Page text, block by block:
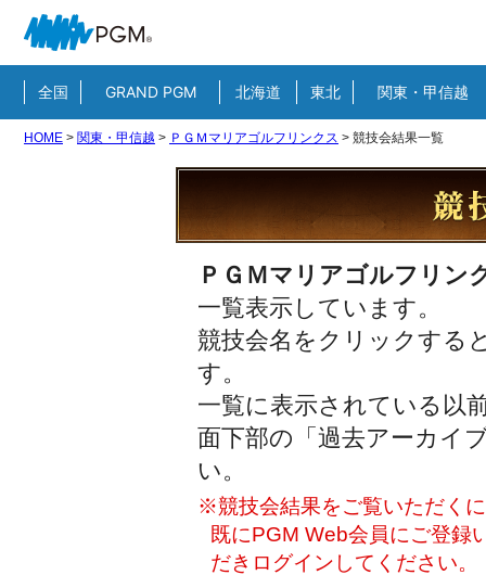
全国 GRAND PGM 北海道 東北 関東・甲信越
HOME > 関東・甲信越 > ＰＧＭマリアゴルフリンクス > 競技会結果一覧
ＰＧＭマリアゴルフリン
一覧表示しています。
競技会名をクリックする
す。
一覧に表示されている以
面下部の「過去アーカイ
い。
※競技会結果をご覧いただく
既にPGM Web会員にご登録
だきログインしてください。